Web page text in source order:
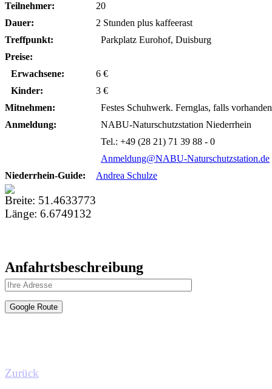
Teilnehmer:
20
Dauer:
2 Stunden plus kaffeerast
Treffpunkt:
Parkplatz Eurohof, Duisburg
Preise:
Erwachsene:
Kinder:
6 €
3 €
Mitnehmen:
Festes Schuhwerk. Fernglas, falls vorhanden
Anmeldung:
NABU-Naturschutzstation Niederrhein
Tel.: +49 (28 21) 71 39 88 - 0
Anmeldung@NABU-Naturschutzstation.de
Niederrhein-Guide:
Andrea Schulze
Breite: 51.4633773
Länge: 6.6749132
Anfahrtsbeschreibung
Zurück